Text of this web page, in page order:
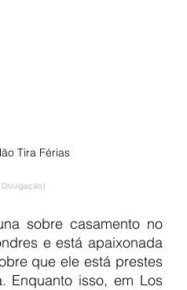
Tira Férias
sobre casamento no
e está apaixonada
que ele está prestes
Enquanto isso, em Los